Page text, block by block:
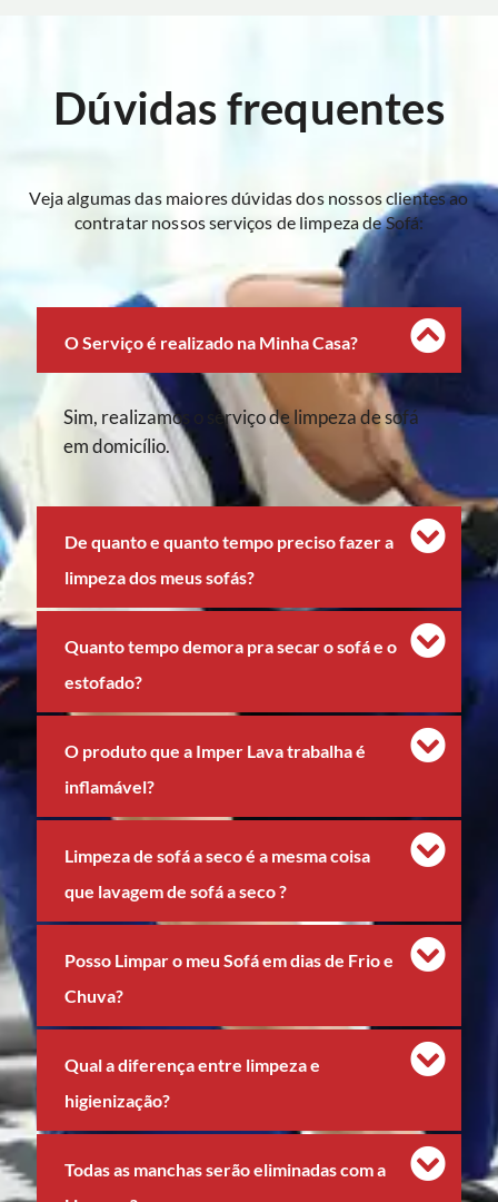
Dúvidas frequentes
Veja algumas das maiores dúvidas dos nossos clientes ao
contratar nossos serviços de limpeza de Sofá:
O Serviço é realizado na Minha Casa?
Sim, realizamos o serviço de limpeza de sofá
em domicílio.
De quanto e quanto tempo preciso fazer a
limpeza dos meus sofás?
Quanto tempo demora pra secar o sofá e o
estofado?
O produto que a Imper Lava trabalha é
inflamável?
Limpeza de sofá a seco é a mesma coisa
que lavagem de sofá a seco ?
Posso Limpar o meu Sofá em dias de Frio e
Chuva?
Qual a diferença entre limpeza e
higienização?
Todas as manchas serão eliminadas com a